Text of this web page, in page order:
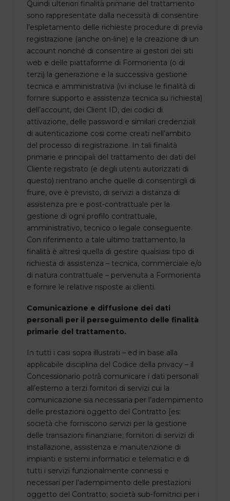
Quindi ulteriori finalità primarie del trattamento
sono rappresentate dalla necessità di consentire
l’espletamento delle richieste procedure di previa
registrazione (anche on-line) e la creazione di un
account nonché di consentire ai gestori dei siti
web e delle piattaforme di Formorienta (o di
terzi) la generazione e la successiva gestione
tecnica e amministrativa (ivi incluse le finalità di
fornire supporto e assistenza tecnica su richiesta)
dell’account, dei Client ID, dei codici di
attivazione, delle password e similari credenziali
di autenticazione così come creati nell’ambito
del processo di registrazione. In tali finalità
primarie e principali del trattamento dei dati del
Cliente registrato (e degli utenti autorizzati di
questo) rientrano anche quelle di consentirgli di
fruire, ove è previsto, di servizi a distanza di
assistenza pre e post-contrattuale per la
gestione di ogni profilo contrattuale,
amministrativo, tecnico o legale conseguente.
Con riferimento a tale ultimo trattamento, la
finalità è altresì quella di gestire qualsiasi tipo di
richiesta di assistenza – tecnica, commerciale e/o
di natura contrattuale – pervenuta a Formorienta
e fornire le relative risposte ai clienti.
Comunicazione e diffusione dei dati
personali per il perseguimento delle finalità
primarie del trattamento.
In tutti i casi sopra illustrati – ed in base alla
applicabile disciplina del Codice della privacy – il
Concessionario potrà comunicare i dati personali
all’esterno a terzi fornitori di servizi cui la
comunicazione sia necessaria per l’adempimento
delle prestazioni oggetto del Contratto [es:
società che forniscono servizi per la gestione
delle transazioni finanziarie; fornitori di servizi di
installazione, assistenza e manutenzione di
impianti e sistemi informatici e telematici e di
tutti i servizi funzionalmente connessi e
necessari per l’adempimento delle prestazioni
oggetto del Contratto; società sub-fornitrici per i